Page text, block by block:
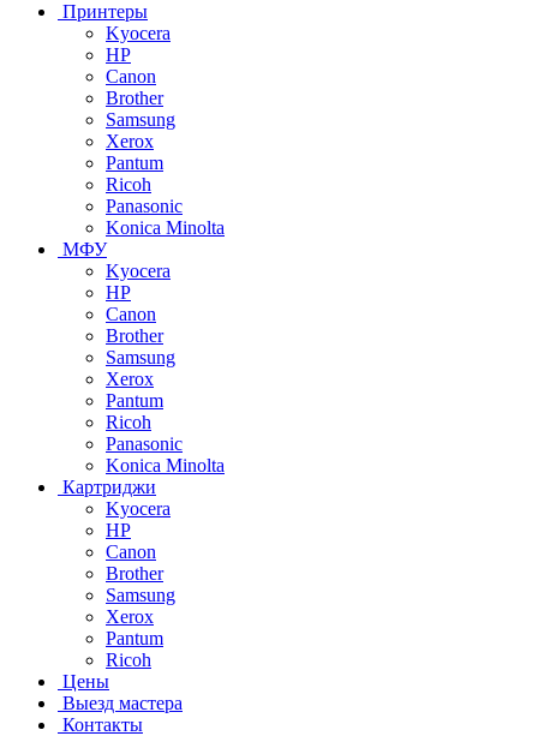
Принтеры
Kyocera
HP
Canon
Brother
Samsung
Xerox
Pantum
Ricoh
Panasonic
Konica Minolta
МФУ
Kyocera
HP
Canon
Brother
Samsung
Xerox
Pantum
Ricoh
Panasonic
Konica Minolta
Картриджи
Kyocera
HP
Canon
Brother
Samsung
Xerox
Pantum
Ricoh
Цены
Выезд мастера
Контакты